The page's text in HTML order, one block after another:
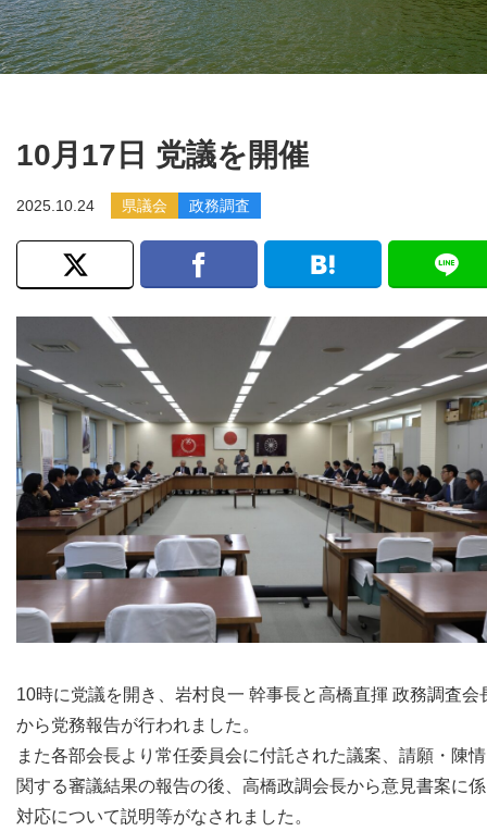
10月17日 党議を開催
2025.10.24 県議会 政務調査
10時に党議を開き、岩村良一 幹事長と高橋直揮 政務調査会
から党務報告が行われました。
また各部会長より常任委員会に付託された議案、請願・陳
関する審議結果の報告の後、高橋政調会長から意見書案に
対応について説明等がなされました。